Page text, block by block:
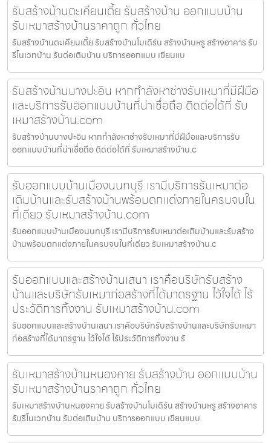
รับสร้างบ้านตะเคียนเตี้ย รับสร้างบ้าน ออกแบบบ้าน
รับเหมาสร้างบ้านราคาถูก ทั่วไทย
รับสร้างบ้านตะเคียนเตี้ย รับสร้างบ้านโมเดิร์น สร้างบ้านหรู สร้างอาคาร รับ
รีโนเวทบ้าน รับต่อเติมบ้าน บริการออกแบบ เขียนแบ
รับสร้างบ้านบางปะอิน หากกำลังหาช่างรับเหมาที่มีฝีมือ
และบริการรับออกแบบบ้านที่น่าเชื่อถือ ติดต่อได้ที่ รับ
เหมาสร้างบ้าน.com
รับสร้างบ้านบางปะอิน หากกำลังหาช่างรับเหมาที่มีฝีมือและบริการรับ
ออกแบบบ้านที่น่าเชื่อถือ ติดต่อได้ที่ รับเหมาสร้างบ้าน.c
รับออกแบบบ้านเมืองนนทบุรี เรามีบริการรับเหมาต่อ
เติมบ้านและรับสร้างบ้านพร้อมตกแต่งภายในครบจบใน
ที่เดียว รับเหมาสร้างบ้าน.com
รับออกแบบบ้านเมืองนนทบุรี เรามีบริการรับเหมาต่อเติมบ้านและรับสร้าง
บ้านพร้อมตกแต่งภายในครบจบในที่เดียว รับเหมาสร้างบ้าน.c
รับออกแบบและสร้างบ้านเสนา เราคือบริษัทรับสร้าง
บ้านและบริษัทรับเหมาก่อสร้างที่ได้มาตรฐาน ไว้ใจได้ ไร้
ประวัติการทิ้งงาน รับเหมาสร้างบ้าน.com
รับออกแบบและสร้างบ้านเสนา เราคือบริษัทรับสร้างบ้านและบริษัทรับเหมา
ก่อสร้างที่ได้มาตรฐาน ไว้ใจได้ ไร้ประวัติการทิ้งงาน รั
รับเหมาสร้างบ้านหนองคาย รับสร้างบ้าน ออกแบบบ้าน
รับเหมาสร้างบ้านราคาถูก ทั่วไทย
รับเหมาสร้างบ้านหนองคาย รับสร้างบ้านโมเดิร์น สร้างบ้านหรู สร้างอาคาร
รับรีโนเวทบ้าน รับต่อเติมบ้าน บริการออกแบบ เขียนแบบ